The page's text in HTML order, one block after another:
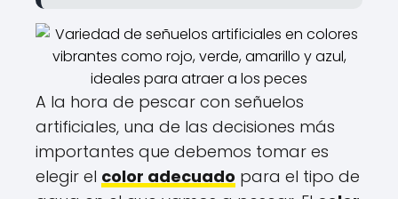
A la hora de pescar con señuelos
artificiales, una de las decisiones más
importantes que debemos tomar es
elegir el color adecuado para el tipo de